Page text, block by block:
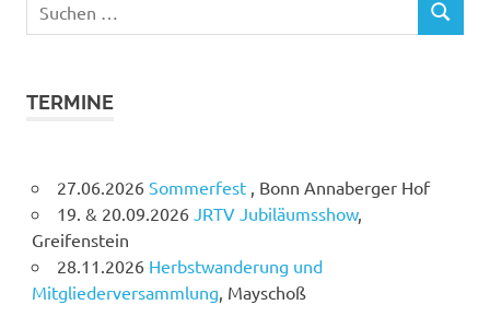
nach:
SUCHEN
TERMINE
27.06.2026 Sommerfest , Bonn Annaberger Hof
19. & 20.09.2026 JRTV Jubiläumsshow,
Greifenstein
28.11.2026 Herbstwanderung und
Mitgliederversammlung, Mayschoß